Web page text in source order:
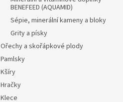
BENEFEED (AQUAMID)
Sépie, minerální kameny a bloky
Grity a písky
Ořechy a skořápkové plody
Pamlsky
Kšíry
Hračky
Klece